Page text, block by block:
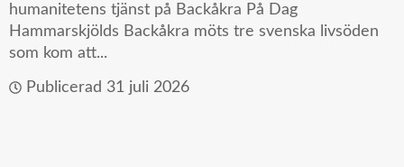
humanitetens tjänst på Backåkra På Dag
Hammarskjölds Backåkra möts tre svenska livsöden
som kom att...
Publicerad 31 juli 2026